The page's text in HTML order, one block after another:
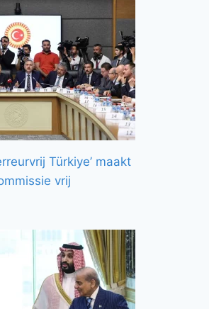
Türkiye’ maakt
vrij